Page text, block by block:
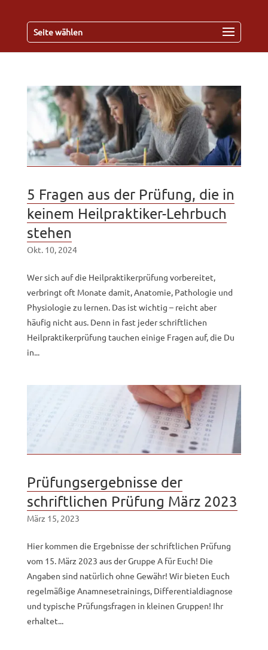
Seite wählen
5 Fragen aus der Prüfung, die in
keinem Heilpraktiker-Lehrbuch
stehen
Okt. 10, 2024
Wer sich auf die Heilpraktikerprüfung vorbereitet,
verbringt oft Monate damit, Anatomie, Pathologie und
Physiologie zu lernen. Das ist wichtig – reicht aber
häufig nicht aus. Denn in fast jeder schriftlichen
Heilpraktikerprüfung tauchen einige Fragen auf, die Du
in...
Prüfungsergebnisse der
schriftlichen Prüfung März 2023
März 15, 2023
Hier kommen die Ergebnisse der schriftlichen Prüfung
vom 15. März 2023 aus der Gruppe A für Euch! Die
Angaben sind natürlich ohne Gewähr! Wir bieten Euch
regelmäßige Anamnesetrainings, Differentialdiagnose
und typische Prüfungsfragen in kleinen Gruppen! Ihr
erhaltet...